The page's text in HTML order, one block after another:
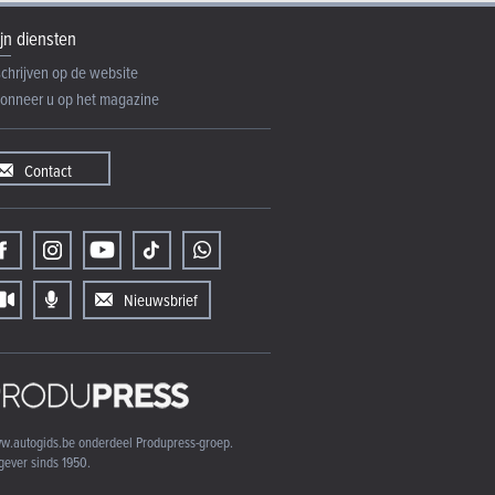
diensten
op de website
u op het magazine
Contact
Nieuwsbrief
onderdeel Produpress-groep.
sinds 1950.